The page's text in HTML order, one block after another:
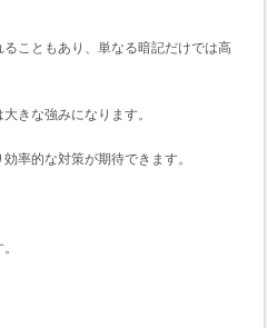
こともあり、単なる暗記だけでは高
きな強みになります。
率的な対策が期待できます。